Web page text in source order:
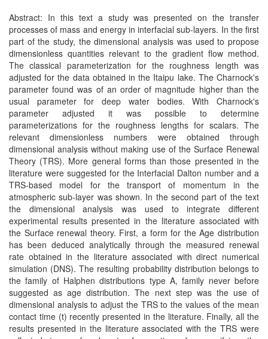
Abstract: In this text a study was presented on the transfer
processes of mass and energy in interfacial sub-layers. In the first
part of the study, the dimensional analysis was used to propose
dimensionless quantities relevant to the gradient flow method.
The classical parameterization for the roughness length was
adjusted for the data obtained in the Itaipu lake. The Charnock's
parameter found was of an order of magnitude higher than the
usual parameter for deep water bodies. With Charnock's
parameter adjusted it was possible to determine
parameterizations for the roughness lengths for scalars. The
relevant dimensionless numbers were obtained through
dimensional analysis without making use of the Surface Renewal
Theory (TRS). More general forms than those presented in the
literature were suggested for the Interfacial Dalton number and a
TRS-based model for the transport of momentum in the
atmospheric sub-layer was shown. In the second part of the text
the dimensional analysis was used to integrate different
experimental results presented in the literature associated with
the Surface renewal theory. First, a form for the Age distribution
has been deduced analytically through the measured renewal
rate obtained in the literature associated with direct numerical
simulation (DNS). The resulting probability distribution belongs to
the family of Halphen distributions type A, family never before
suggested as age distribution. The next step was the use of
dimensional analysis to adjust the TRS to the values of the mean
contact time (t) recently presented in the literature. Finally, all the
results presented in the literature associated with the TRS were